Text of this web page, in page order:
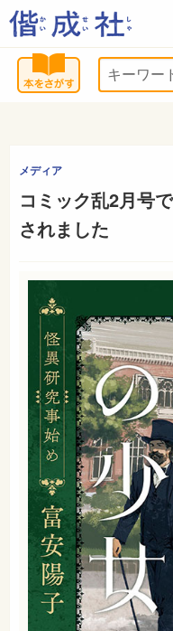
メディア
コミック乱2月号
されました